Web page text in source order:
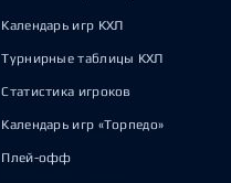
Календарь игр КХЛ
Турнирные таблицы КХЛ
Статистика игроков
Календарь игр «Торпедо»
Плей-офф